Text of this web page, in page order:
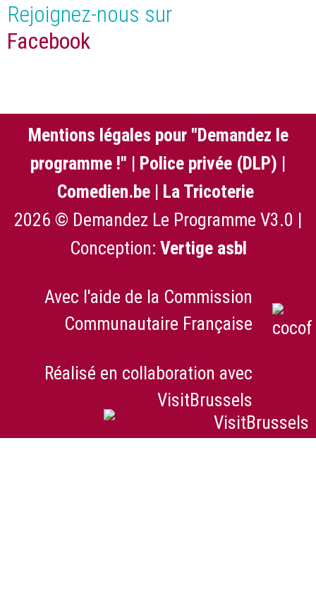
Rejoignez-nous sur
Facebook
Mentions légales pour "Demandez le
programme !" | Police privée (DLP) |
Comedien.be | La Tricoterie
2026 © Demandez Le Programme V3.0 |
Conception: Vertige asbl
Avec l'aide de la Commission
Communautaire Française
Réalisé en collaboration avec
VisitBrussels